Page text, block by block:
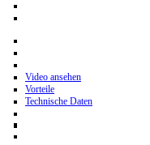
Video ansehen
Vorteile
Technische Daten